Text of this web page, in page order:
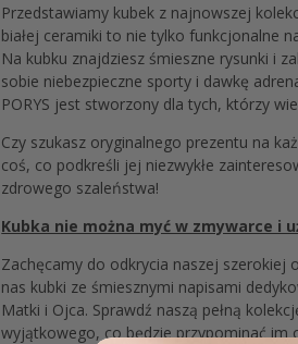
Przedstawiamy kubek z najnowszej
białej ceramiki to nie tylko funkcjonalne
Na kubku znajdziesz śmieszne rysunki i
sobie niebezpieczne sporty i dawkę
PORYS jest stworzony dla tych, którzy
Czy szukasz oryginalnego prezentu na
coś, co podkreśli jej niezwykłe
zdrowego szaleństwa!
Kubka nie można myć w zmywarce i
Zachęcamy do odkrycia naszej szerokiej
nas kubki ze śmiesznymi napisami
Matki i Ojca. Sprawdź naszą pełną
wyjątkowego, co będzie przypominać im